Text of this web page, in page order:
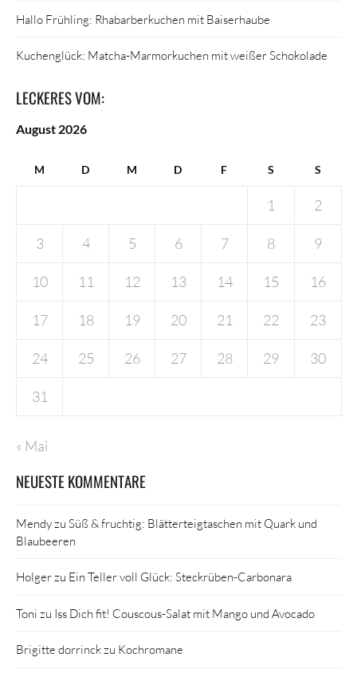
Hallo Frühling: Rhabarberkuchen mit Baiserhaube
Kuchenglück: Matcha-Marmorkuchen mit weißer Schokolade
LECKERES VOM:
August 2026
M D M D F S S
1 2
3 4 5 6 7 8 9
10 11 12 13 14 15 16
17 18 19 20 21 22 23
24 25 26 27 28 29 30
31
« Mai
NEUESTE KOMMENTARE
Mendyzu Süß & fruchtig: Blätterteigtaschen mit Quark und
Blaubeeren
Holgerzu Ein Teller voll Glück: Steckrüben-Carbonara
Toni zu Iss Dich fit! Couscous-Salat mit Mango und Avocado
Brigitte dorrinckzu Kochromane